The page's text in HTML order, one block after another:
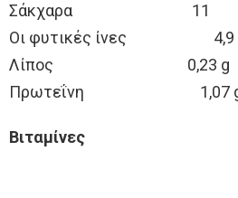
Σάκχαρα 11
Οι φυτικές ίνες 4,9
Λίπος 0,23 g
Πρωτεΐνη 1,07
Βιταμίνες